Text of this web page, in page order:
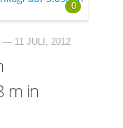
0
— 11 JULI, 2012
m in